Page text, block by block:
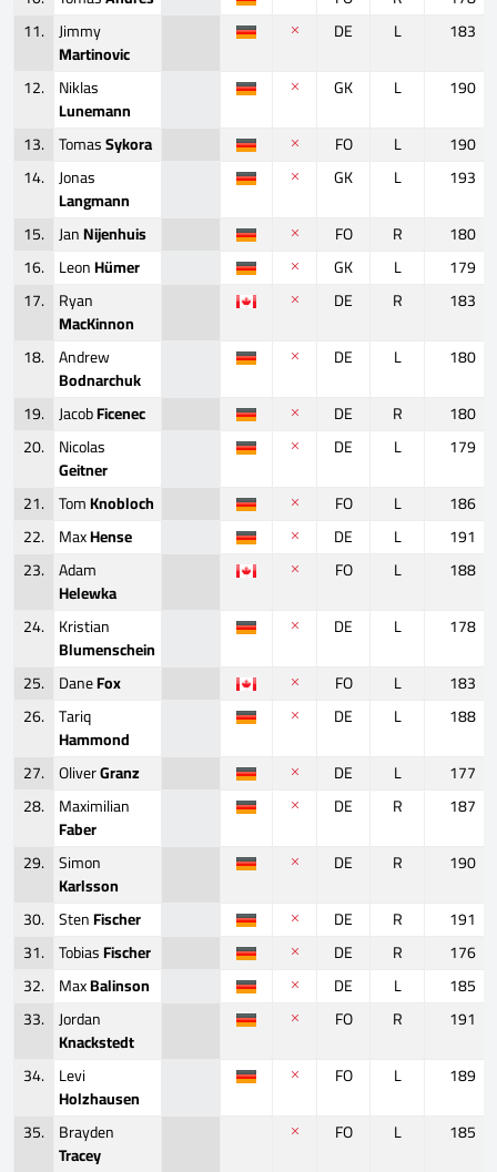
11. Jimmy
Martinovic
DE L
183
12. Niklas
Lunemann
GK L
190
13. TomasSykora FO L
190
14. Jonas
Langmann
GK L
193
15. JanNijenhuis FO R
180
16. LeonHümer GK L
179
17. Ryan
MacKinnon
DE R
183
18. Andrew
Bodnarchuk
DE L
180
19. JacobFicenec DE R
180
20. Nicolas
Geitner
DE L
179
21. TomKnobloch FO L
186
22. MaxHense DE L
191
23. Adam
Helewka
FO L
188
24. Kristian
Blumenschein
DE L
178
25. DaneFox FO L
183
26. Tariq
Hammond
DE L
188
27. OliverGranz DE L
177
28. Maximilian
Faber
DE R
187
29. Simon
Karlsson
DE R
190
30. StenFischer DE R
191
31. TobiasFischer DE R
176
32. MaxBalinson DE L
185
33. Jordan
Knackstedt
FO R
191
34. Levi
Holzhausen
FO L
189
35. Brayden
Tracey
FO L
185